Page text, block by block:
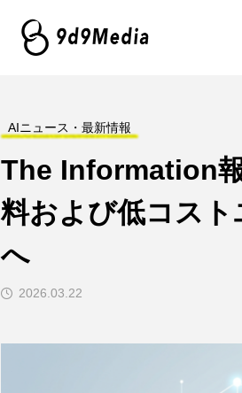
AIニュース・最新情報
The Information
料および低コス
へ
2026.03.22